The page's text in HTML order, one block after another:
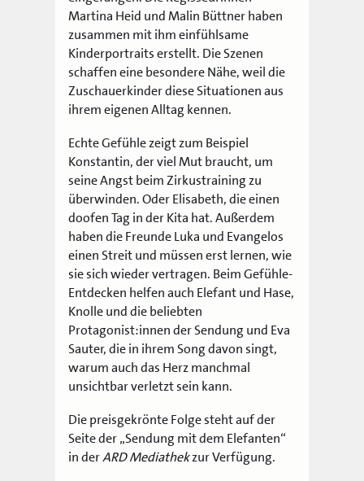
Martina Heid und Malin Büttner haben
zusammen mit ihm einfühlsame
Kinderportraits erstellt. Die Szenen
schaffen eine besondere Nähe, weil die
Zuschauerkinder diese Situationen aus
ihrem eigenen Alltag kennen.
Echte Gefühle zeigt zum Beispiel
Konstantin, der viel Mut braucht, um
seine Angst beim Zirkustraining zu
überwinden. Oder Elisabeth, die einen
doofen Tag in der Kita hat. Außerdem
haben die Freunde Luka und Evangelos
einen Streit und müssen erst lernen, wie
sie sich wieder vertragen. Beim Gefühle-
Entdecken helfen auch Elefant und Hase,
Knolle und die beliebten
Protagonist:innen der Sendung und Eva
Sauter, die in ihrem Song davon singt,
warum auch das Herz manchmal
unsichtbar verletzt sein kann.
Die preisgekrönte Folge steht auf der
Seite der „Sendung mit dem Elefanten“
in derARD Mediathekzur Verfügung.